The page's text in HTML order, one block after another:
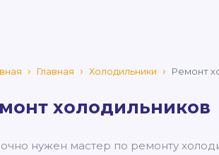
Главная Холодильники Ремонт
холодильников
нужен мастер по ремонту